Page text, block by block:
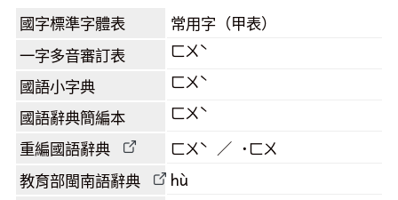
國字標準字體表 常用字（甲表）
一字多音審訂表 ㄈㄨˋ
國語小字典 ㄈㄨˋ
國語辭典簡編本 ㄈㄨˋ
重編國語辭典 ㄈㄨˋ ／ ˙ㄈㄨ
教育部閩南語辭典 hù